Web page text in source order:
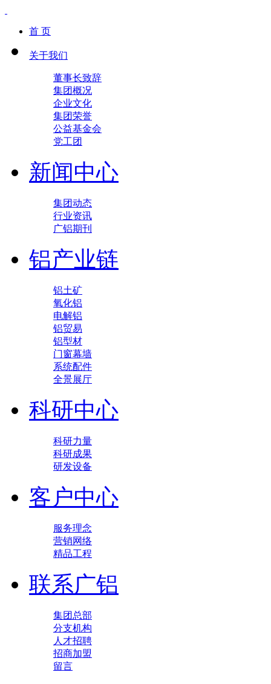
首 页
关于我们
董事长致辞
集团概况
企业文化
集团荣誉
公益基金会
党工团
新闻中心
集团动态
行业资讯
广铝期刊
铝产业链
铝土矿
氧化铝
电解铝
铝贸易
铝型材
门窗幕墙
系统配件
全景展厅
科研中心
科研力量
科研成果
研发设备
客户中心
服务理念
营销网络
精品工程
联系广铝
集团总部
分支机构
人才招聘
招商加盟
留言